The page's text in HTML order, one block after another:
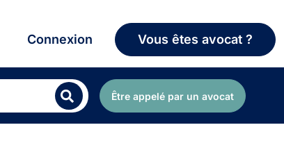
Connexion Vous êtes avocat ?
Être appelé par un avocat